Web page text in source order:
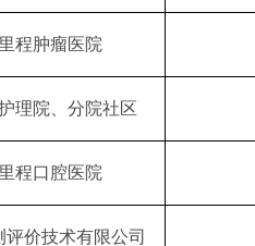
程肿瘤医院
理院、分院社区
程口腔医院
评价技术有限公司